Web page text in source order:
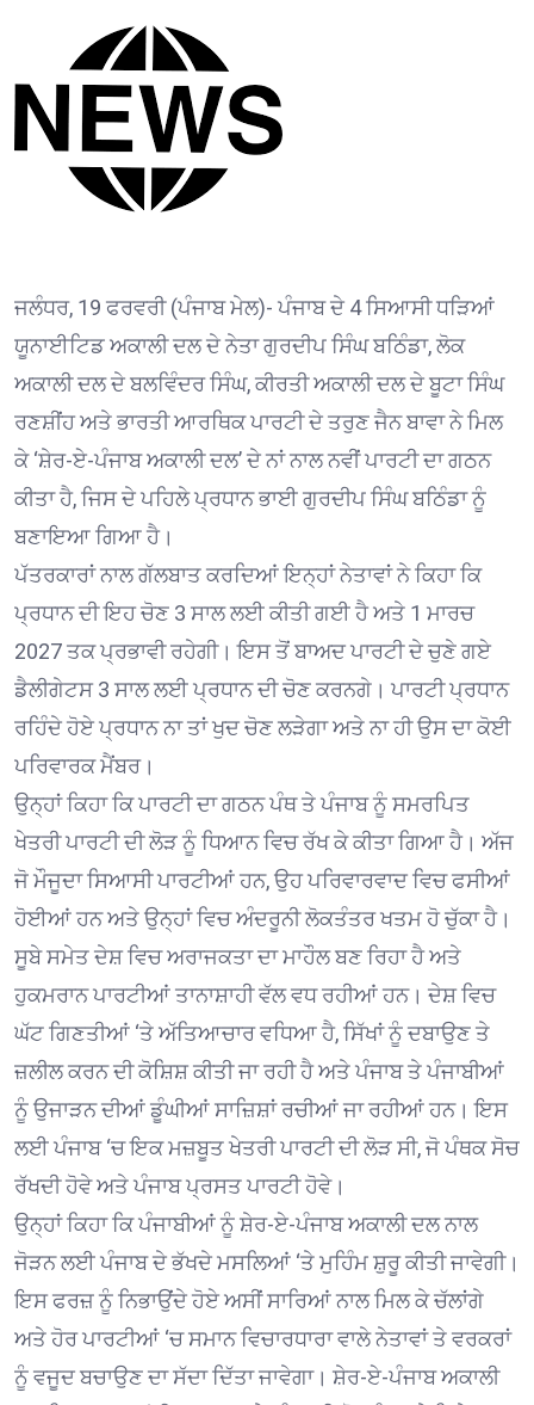
ਜਲੰਧਰ, 19 ਫਰਵਰੀ (ਪੰਜਾਬ ਮੇਲ)- ਪੰਜਾਬ ਦੇ 4 ਸਿਆਸੀ ਧੜਿਆਂ
ਯੂਨਾਈਟਿਡ ਅਕਾਲੀ ਦਲ ਦੇ ਨੇਤਾ ਗੁਰਦੀਪ ਸਿੰਘ ਬਠਿੰਡਾ, ਲੋਕ
ਅਕਾਲੀ ਦਲ ਦੇ ਬਲਵਿੰਦਰ ਸਿੰਘ, ਕੀਰਤੀ ਅਕਾਲੀ ਦਲ ਦੇ ਬੂਟਾ ਸਿੰਘ
ਰਣਸ਼ੀਂਹ ਅਤੇ ਭਾਰਤੀ ਆਰਥਿਕ ਪਾਰਟੀ ਦੇ ਤਰੁਣ ਜੈਨ ਬਾਵਾ ਨੇ ਮਿਲ
ਕੇ ‘ਸ਼ੇਰ-ਏ-ਪੰਜਾਬ ਅਕਾਲੀ ਦਲ’ ਦੇ ਨਾਂ ਨਾਲ ਨਵੀਂ ਪਾਰਟੀ ਦਾ ਗਠਨ
ਕੀਤਾ ਹੈ, ਜਿਸ ਦੇ ਪਹਿਲੇ ਪ੍ਰਧਾਨ ਭਾਈ ਗੁਰਦੀਪ ਸਿੰਘ ਬਠਿੰਡਾ ਨੂੰ
ਬਣਾਇਆ ਗਿਆ ਹੈ।
ਪੱਤਰਕਾਰਾਂ ਨਾਲ ਗੱਲਬਾਤ ਕਰਦਿਆਂ ਇਨ੍ਹਾਂ ਨੇਤਾਵਾਂ ਨੇ ਕਿਹਾ ਕਿ
ਪ੍ਰਧਾਨ ਦੀ ਇਹ ਚੋਣ 3 ਸਾਲ ਲਈ ਕੀਤੀ ਗਈ ਹੈ ਅਤੇ 1 ਮਾਰਚ
2027 ਤਕ ਪ੍ਰਭਾਵੀ ਰਹੇਗੀ। ਇਸ ਤੋਂ ਬਾਅਦ ਪਾਰਟੀ ਦੇ ਚੁਣੇ ਗਏ
ਡੈਲੀਗੇਟਸ 3 ਸਾਲ ਲਈ ਪ੍ਰਧਾਨ ਦੀ ਚੋਣ ਕਰਨਗੇ। ਪਾਰਟੀ ਪ੍ਰਧਾਨ
ਰਹਿੰਦੇ ਹੋਏ ਪ੍ਰਧਾਨ ਨਾ ਤਾਂ ਖੁਦ ਚੋਣ ਲੜੇਗਾ ਅਤੇ ਨਾ ਹੀ ਉਸ ਦਾ ਕੋਈ
ਪਰਿਵਾਰਕ ਮੈਂਬਰ।
ਉਨ੍ਹਾਂ ਕਿਹਾ ਕਿ ਪਾਰਟੀ ਦਾ ਗਠਨ ਪੰਥ ਤੇ ਪੰਜਾਬ ਨੂੰ ਸਮਰਪਿਤ
ਖੇਤਰੀ ਪਾਰਟੀ ਦੀ ਲੋੜ ਨੂੰ ਧਿਆਨ ਵਿਚ ਰੱਖ ਕੇ ਕੀਤਾ ਗਿਆ ਹੈ। ਅੱਜ
ਜੋ ਮੌਜੂਦਾ ਸਿਆਸੀ ਪਾਰਟੀਆਂ ਹਨ, ਉਹ ਪਰਿਵਾਰਵਾਦ ਵਿਚ ਫਸੀਆਂ
ਹੋਈਆਂ ਹਨ ਅਤੇ ਉਨ੍ਹਾਂ ਵਿਚ ਅੰਦਰੂਨੀ ਲੋਕਤੰਤਰ ਖਤਮ ਹੋ ਚੁੱਕਾ ਹੈ।
ਸੂਬੇ ਸਮੇਤ ਦੇਸ਼ ਵਿਚ ਅਰਾਜਕਤਾ ਦਾ ਮਾਹੌਲ ਬਣ ਰਿਹਾ ਹੈ ਅਤੇ
ਹੁਕਮਰਾਨ ਪਾਰਟੀਆਂ ਤਾਨਾਸ਼ਾਹੀ ਵੱਲ ਵਧ ਰਹੀਆਂ ਹਨ। ਦੇਸ਼ ਵਿਚ
ਘੱਟ ਗਿਣਤੀਆਂ ‘ਤੇ ਅੱਤਿਆਚਾਰ ਵਧਿਆ ਹੈ, ਸਿੱਖਾਂ ਨੂੰ ਦਬਾਉਣ ਤੇ
ਜ਼ਲੀਲ ਕਰਨ ਦੀ ਕੋਸ਼ਿਸ਼ ਕੀਤੀ ਜਾ ਰਹੀ ਹੈ ਅਤੇ ਪੰਜਾਬ ਤੇ ਪੰਜਾਬੀਆਂ
ਨੂੰ ਉਜਾੜਨ ਦੀਆਂ ਡੂੰਘੀਆਂ ਸਾਜ਼ਿਸ਼ਾਂ ਰਚੀਆਂ ਜਾ ਰਹੀਆਂ ਹਨ। ਇਸ
ਲਈ ਪੰਜਾਬ ‘ਚ ਇਕ ਮਜ਼ਬੂਤ ਖੇਤਰੀ ਪਾਰਟੀ ਦੀ ਲੋੜ ਸੀ, ਜੋ ਪੰਥਕ ਸੋਚ
ਰੱਖਦੀ ਹੋਵੇ ਅਤੇ ਪੰਜਾਬ ਪ੍ਰਸਤ ਪਾਰਟੀ ਹੋਵੇ।
ਉਨ੍ਹਾਂ ਕਿਹਾ ਕਿ ਪੰਜਾਬੀਆਂ ਨੂੰ ਸ਼ੇਰ-ਏ-ਪੰਜਾਬ ਅਕਾਲੀ ਦਲ ਨਾਲ
ਜੋੜਨ ਲਈ ਪੰਜਾਬ ਦੇ ਭੱਖਦੇ ਮਸਲਿਆਂ ‘ਤੇ ਮੁਹਿੰਮ ਸ਼ੁਰੂ ਕੀਤੀ ਜਾਵੇਗੀ।
ਇਸ ਫਰਜ਼ ਨੂੰ ਨਿਭਾਉਂਦੇ ਹੋਏ ਅਸੀਂ ਸਾਰਿਆਂ ਨਾਲ ਮਿਲ ਕੇ ਚੱਲਾਂਗੇ
ਅਤੇ ਹੋਰ ਪਾਰਟੀਆਂ ‘ਚ ਸਮਾਨ ਵਿਚਾਰਧਾਰਾ ਵਾਲੇ ਨੇਤਾਵਾਂ ਤੇ ਵਰਕਰਾਂ
ਨੂੰ ਵਜੂਦ ਬਚਾਉਣ ਦਾ ਸੱਦਾ ਦਿੱਤਾ ਜਾਵੇਗਾ। ਸ਼ੇਰ-ਏ-ਪੰਜਾਬ ਅਕਾਲੀ